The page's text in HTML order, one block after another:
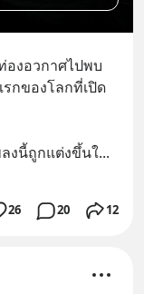
งอวกาศไปพบ
กของโลกที่เปิด
งนี้ถูกแต่งขึ้นใ...
26 20 12